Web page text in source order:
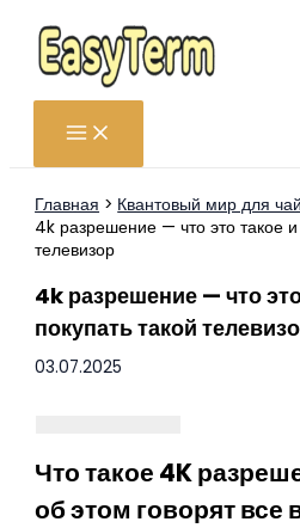
Перейти
содержимому
Главная
Квантовый мир для
4k разрешение — что это такое и
телевизор
4k разрешение — что
покупать такой
03.07.2025
Что такое 4K
об этом говорят все